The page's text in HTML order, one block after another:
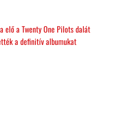
elő a Twenty One Pilots dalát
a definitív albumukat